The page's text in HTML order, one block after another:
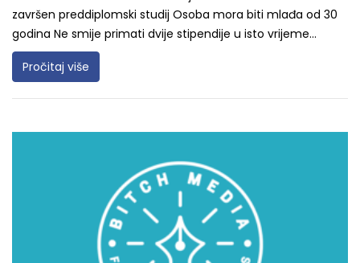
završen preddiplomski studij Osoba mora biti mlađa od 30
godina Ne smije primati dvije stipendije u isto vrijeme...
Pročitaj više